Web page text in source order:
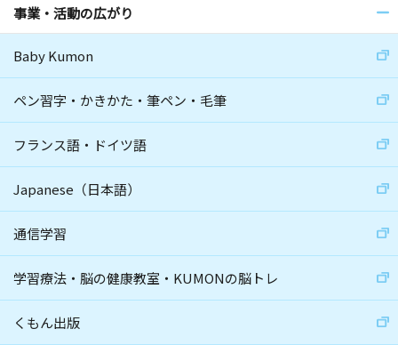
事業・活動の広がり
Baby Kumon
ペン習字・かきかた・筆ペン・毛筆
フランス語・ドイツ語
Japanese（日本語）
通信学習
学習療法・脳の健康教室・KUMONの脳トレ
くもん出版